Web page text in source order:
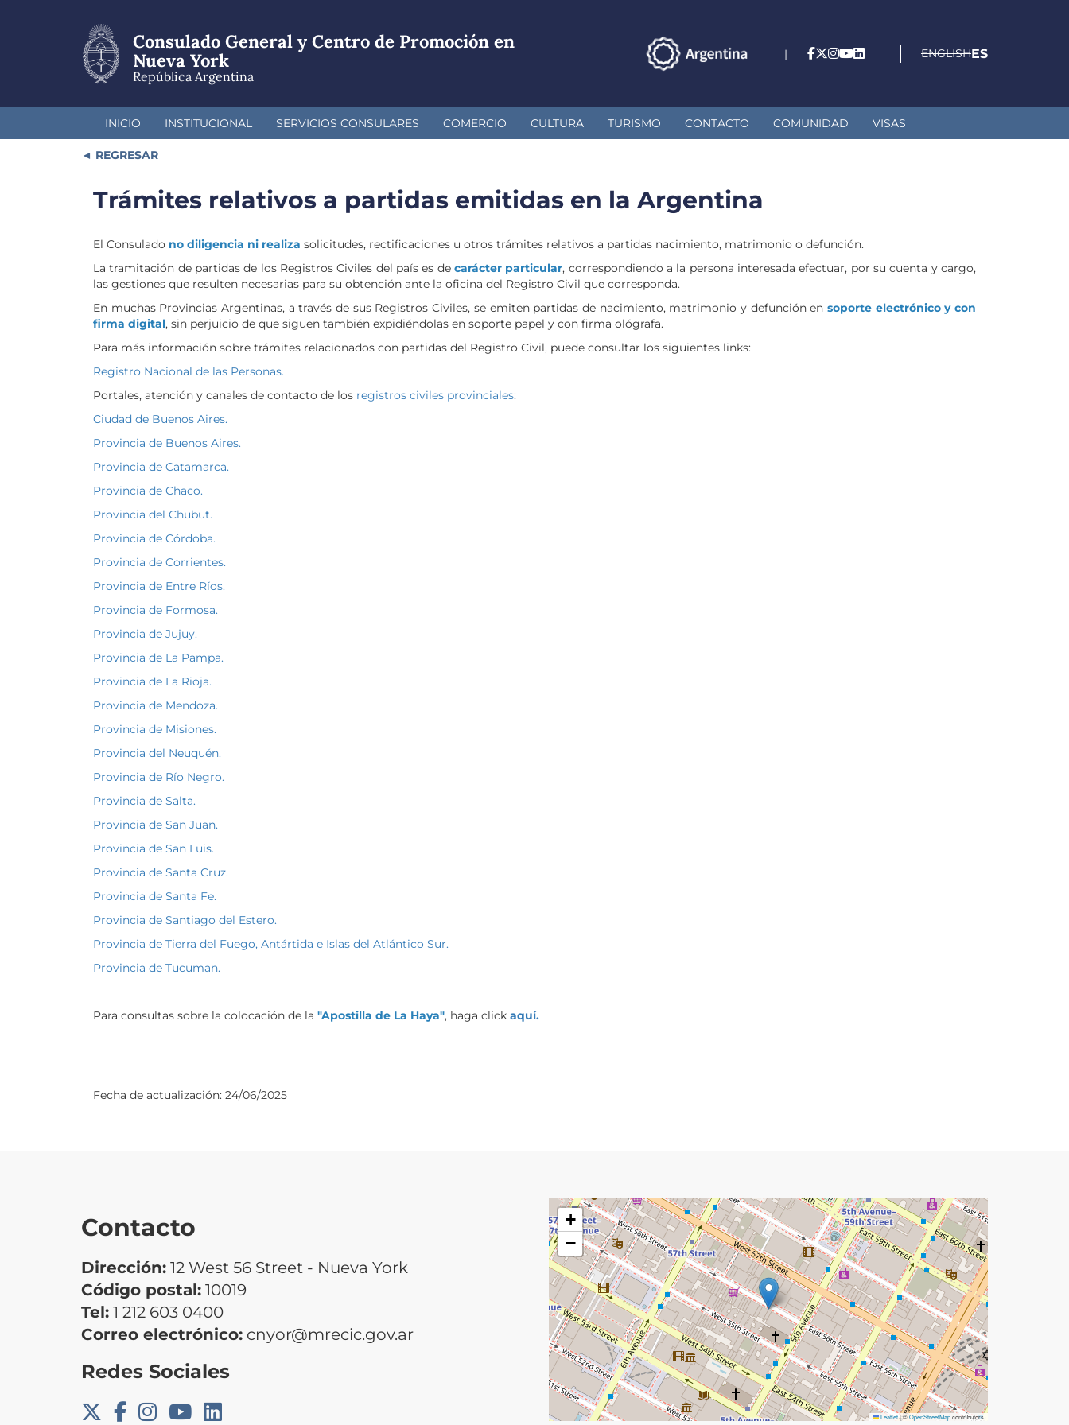
Consulado General y Centro de Promoción en
Nueva York
República Argentina
| ENGLISHES
INICIO INSTITUCIONAL SERVICIOS CONSULARES COMERCIO CULTURA TURISMO CONTACTO COMUNIDAD VISAS
REGRESAR
Trámites relativos a partidas emitidas en la Argentina
El Consulado no diligencia ni realiza solicitudes, rectificaciones u otros trámites relativos a partidas nacimiento, matrimonio o defunción.
La tramitación de partidas de los Registros Civiles del país es de carácter particular, correspondiendo a la persona interesada efectuar, por su cuenta y cargo,
las gestiones que resulten necesarias para su obtención ante la oficina del Registro Civil que corresponda.
En muchas Provincias Argentinas, a través de sus Registros Civiles, se emiten partidas de nacimiento, matrimonio y defunción en soporte electrónico y con
firma digital, sin perjuicio de que siguen también expidiéndolas en soporte papel y con firma ológrafa.
Para más información sobre trámites relacionados con partidas del Registro Civil, puede consultar los siguientes links:
Registro Nacional de las Personas.
Portales, atención y canales de contacto de los registros civiles provinciales:
Ciudad de Buenos Aires.
Provincia de Buenos Aires.
Provincia de Catamarca.
Provincia de Chaco.
Provincia del Chubut.
Provincia de Córdoba.
Provincia de Corrientes.
Provincia de Entre Ríos.
Provincia de Formosa.
Provincia de Jujuy.
Provincia de La Pampa.
Provincia de La Rioja.
Provincia de Mendoza.
Provincia de Misiones.
Provincia del Neuquén.
Provincia de Río Negro.
Provincia de Salta.
Provincia de San Juan.
Provincia de San Luis.
Provincia de Santa Cruz.
Provincia de Santa Fe.
Provincia de Santiago del Estero.
Provincia de Tierra del Fuego, Antártida e Islas del Atlántico Sur.
Provincia de Tucuman.
Para consultas sobre la colocación de la "Apostilla de La Haya", haga click aquí.
Fecha de actualización: 24/06/2025
Contacto
Dirección: 12 West 56 Street - Nueva York
Código postal: 10019
Tel: 1 212 603 0400
Correo electrónico: cnyor@mrecic.gov.ar
Redes Sociales
+
−
Leaflet|©OpenStreetMapcontributors